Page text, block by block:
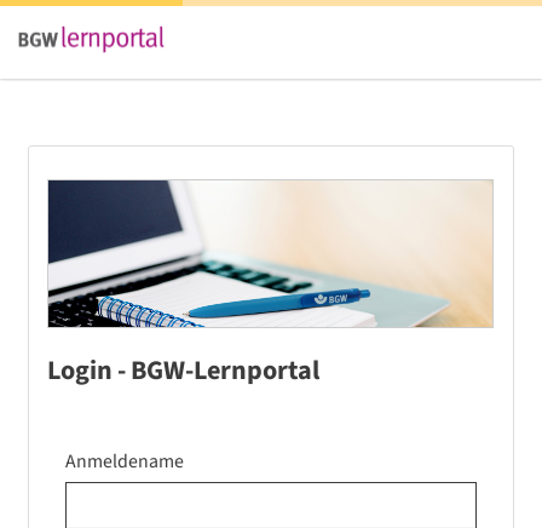
Login - BGW-Lernportal
Anmeldename